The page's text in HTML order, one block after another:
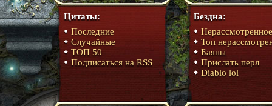
Цитаты:
Последние
Случайные
ТОП 50
Подписаться на RSS
Бездна:
Нерассмотренное
Топ
Баяны
Прислать перл
Diablo lol